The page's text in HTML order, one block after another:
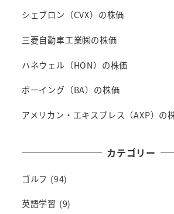
シェブロン（CVX）の株価
三菱自動車工業㈱の株価
ハネウェル（HON）の株価
ボーイング（BA）の株価
アメリカン・エキスプレス（AXP）の
カテゴリー
ゴルフ (94)
英語学習 (9)